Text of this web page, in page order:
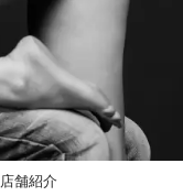
店舗紹介